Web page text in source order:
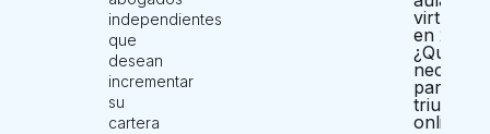
independientes
que
desean
incrementar
su
cartera
virtual
en 2025:
¿Qué
necesitas
para
triunfar
online?